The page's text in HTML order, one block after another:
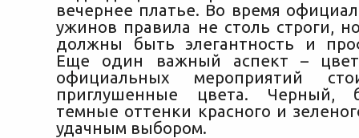
вечернее платье. Во время
ужинов правила не столь строги,
должны быть элегантность и
Еще один важный аспект –
официальных мероприятий
приглушенные цвета. Черный,
темные оттенки красного и
удачным выбором.